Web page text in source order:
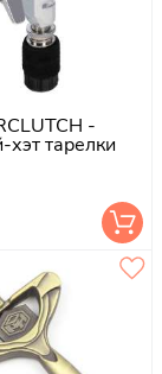
-
тарелки